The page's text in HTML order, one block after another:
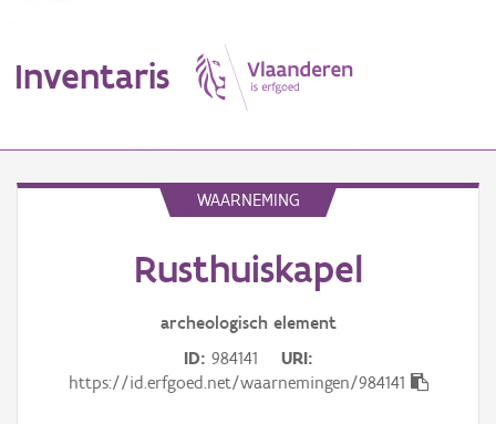
Inventaris
WAARNEMING
Rusthuiskapel
archeologisch element
ID 984141
URI
https://id.erfgoed.net/waarnemingen/984141